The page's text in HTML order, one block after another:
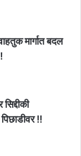
मार्गात बदल
!!